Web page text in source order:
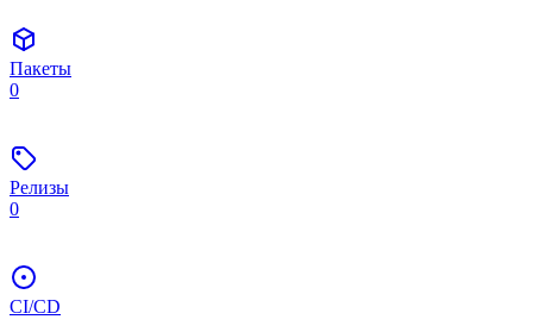
Пакеты
0
Релизы
0
CI/CD